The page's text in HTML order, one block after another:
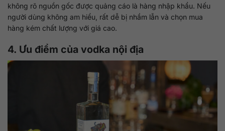
không rõ nguồn gốc được quảng cáo là hàng nhập khẩu. Nếu
người dùng không am hiểu, rất dễ bị nhầm lẫn và chọn mua
hàng kém chất lượng với giá cao.
4. Ưu điểm của vodka nội địa